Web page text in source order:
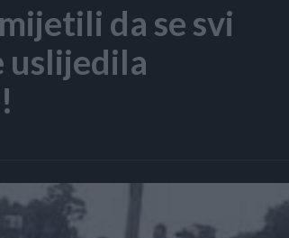
da se svi
uslijedila